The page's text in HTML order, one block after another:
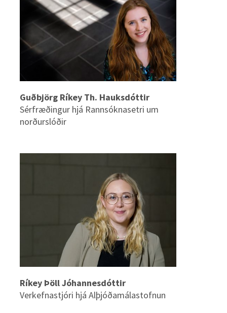
Guðbjörg Ríkey Th. Hauksdóttir
Sérfræðingur hjá Rannsóknasetri um
norðurslóðir
Ríkey Þöll Jóhannesdóttir
Verkefnastjóri hjá Alþjóðamálastofnun